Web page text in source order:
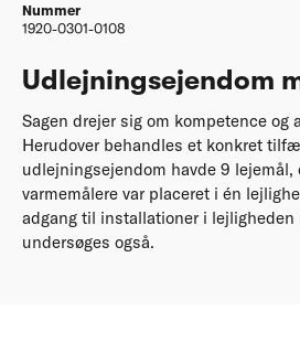
Nummer
1920-0301-0108
Udlejningsejendom
Sagen drejer sig om kompetence og
Herudover behandles et konkret
udlejnings­ejendom havde 9 lejemål,
varme­målere var placeret i én
adgang til installationer i lejlighe­den
undersøges også.